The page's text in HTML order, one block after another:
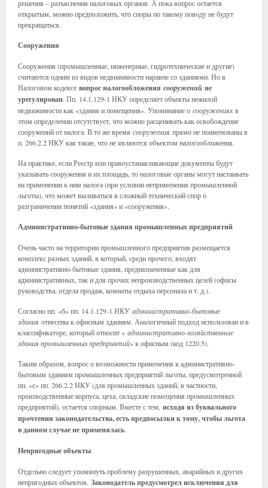
решения – разъяснения налоговых органов. А пока вопрос остается
открытым, можно предположить, что споры по такому поводу не будут
прекращаться.
Сооружения
Сооружения (промышленные, инженерные, гидротехнические и другие)
считаются одним из видов недвижимости наравне со зданиями. Но в
Налоговом кодексе вопрос налогообложения сооружений не
урегулирован. Пп. 14.1.129-1 НКУ определяет объекты нежилой
недвижимости как «здания и помещения». Упоминание о сооружениях в
этом определении отсутствует, что можно расценивать как освобождение
сооружений от налога. В то же время сооружения прямо не поименованы в
п. 266.2.2 НКУ как такие, что не являются объектом налогообложения.
На практике, если Реестр или правоустанавливающие документы будут
указывать сооружения и их площадь, то налоговые органы могут настаивать
на применении к ним налога (при условии неприменения промышленной
льготы), что может выливаться в сложный технический спор о
разграничении понятий «здания» и «сооружения».
Административно-бытовые здания промышленных предприятий
Очень часто на территории промышленного предприятия размещается
комплекс разных зданий, в который, среди прочего, входят
административно-бытовые здания, предназначенные как для
административных, так и для прочих непроизводственных целей (офисы
руководства, отдела продаж, комнаты отдыха персонала и т. д.).
Согласно пп. «б» пп. 14.1.129-1 НКУ административно-бытовые
здания отнесены к офисным зданиям. Аналогичный подход использован и в
классификаторе, который относит « административно-хозяйственные
здания промышленных предприятий» к офисным (код 1220.5).
Таким образом, вопрос о возможности применения к административно-
бытовым зданиям промышленных предприятий льготы, предусмотренной
пп. «є» пп. 266.2.2 НКУ (для промышленных зданий, в частности,
производственные корпуса, цеха, складские помещения промышленных
предприятий), остается спорным. Вместе с тем, исходя из буквального
прочтения законодательства, есть предпосылки к тому, чтобы льгота
в данном случае не применялась.
Непригодные объекты
Отдельно следует упомянуть проблему разрушенных, аварийных и других
непригодных объектов. Законодатель предусмотрел исключения для